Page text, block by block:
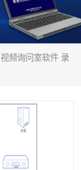
频询问室软件 录